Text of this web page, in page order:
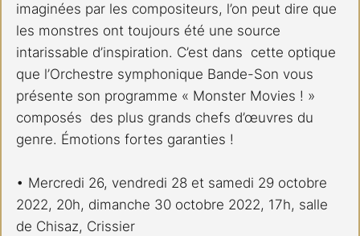
imaginées par les compositeurs, l’on peut dire que
les monstres ont toujours été une source
intarissable d’inspiration. C’est dans  cette optique
que l’Orchestre symphonique Bande-Son vous
présente son programme « Monster Movies ! »
composés  des plus grands chefs d’œuvres du
genre. Émotions fortes garanties !
• Mercredi 26, vendredi 28 et samedi 29 octobre
2022, 20h, dimanche 30 octobre 2022, 17h, salle
de Chisaz, Crissier